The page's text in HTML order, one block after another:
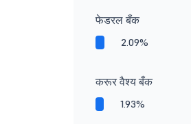
फेडरल बँक
2.09%
करूर वैश्य बँक
1.93%